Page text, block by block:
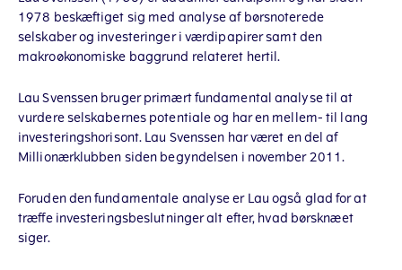
1978 beskæftiget sig med analyse af børsnoterede
selskaber og investeringer i værdipapirer samt den
makroøkonomiske baggrund relateret hertil.
Lau Svenssen bruger primært fundamental analyse til at
vurdere selskabernes potentiale og har en mellem- til lang
investeringshorisont. Lau Svenssen har været en del af
Millionærklubben siden begyndelsen i november 2011.
Foruden den fundamentale analyse er Lau også glad for at
træffe investeringsbeslutninger alt efter, hvad børsknæet
siger.